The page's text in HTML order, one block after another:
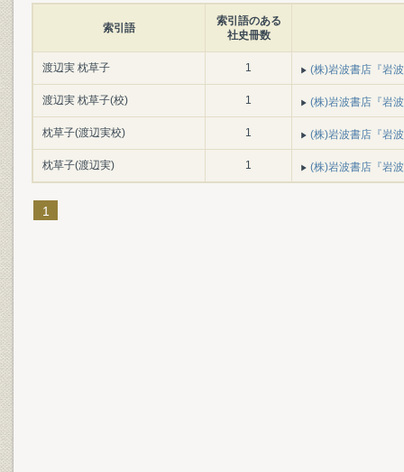
索引語
索引語のある
社史冊数
渡辺実 枕草子 1 (株)岩波書店『岩
渡辺実 枕草子(校) 1 (株)岩波書店『岩
枕草子(渡辺実校) 1 (株)岩波書店『岩
枕草子(渡辺実) 1 (株)岩波書店『岩
1